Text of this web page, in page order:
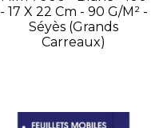
- 17 X 22 Cm - 90 G/m² -
Séyès (grands
Carreaux)